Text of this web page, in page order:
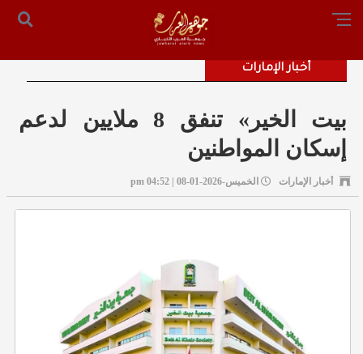
الرئيسية
التحرير: المستشار محمد صالح الملكاوي [ 00962795755033 ]
أخبار الإمارات
بيت الخير» تنفق 8 ملايين لدعم
إسكان المواطنين
أخبار الإمارات الخميس-2026-01-08 | 04:52 pm